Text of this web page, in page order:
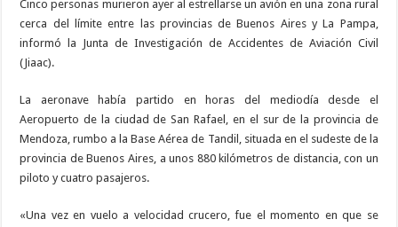
Cinco personas murieron ayer al estrellarse un avión en una zona rural
cerca del límite entre las provincias de Buenos Aires y La Pampa,
informó la Junta de Investigación de Accidentes de Aviación Civil
(Jiaac).
La aeronave había partido en horas del mediodía desde el
Aeropuerto de la ciudad de San Rafael, en el sur de la provincia de
Mendoza, rumbo a la Base Aérea de Tandil, situada en el sudeste de la
provincia de Buenos Aires, a unos 880 kilómetros de distancia, con un
piloto y cuatro pasajeros.
«Una vez en vuelo a velocidad crucero, fue el momento en que se